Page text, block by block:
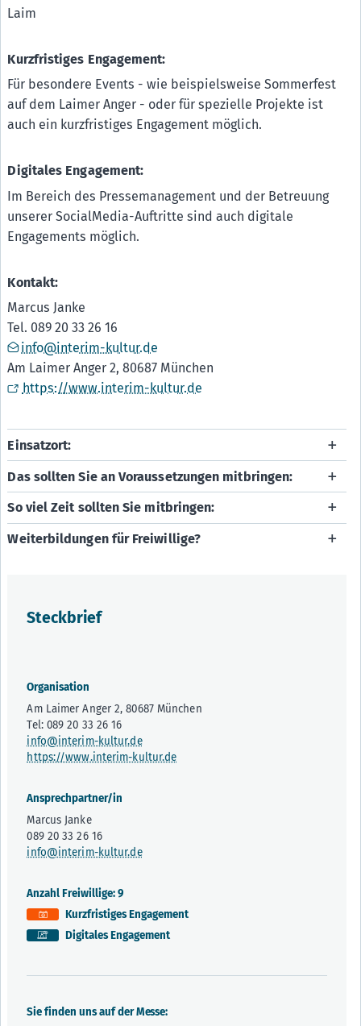
Laim
Kurzfristiges Engagement:
Für besondere Events - wie beispielsweise Sommerfest
auf dem Laimer Anger - oder für spezielle Projekte ist
auch ein kurzfristiges Engagement möglich.
Digitales Engagement:
Im Bereich des Pressemanagement und der Betreuung
unserer SocialMedia-Auftritte sind auch digitale
Engagements möglich.
Kontakt:
Marcus Janke
Tel. 089 20 33 26 16
info@interim-kultur.de
Am Laimer Anger 2, 80687 München
https://www.interim-kultur.de
Einsatzort:
Das sollten Sie an Voraussetzungen mitbringen:
So viel Zeit sollten Sie mitbringen:
Weiterbildungen für Freiwillige?
Steckbrief
Organisation
Am Laimer Anger 2, 80687 München
Tel: 089 20 33 26 16
info@interim-kultur.de
https://www.interim-kultur.de
Ansprechpartner/in
Marcus Janke
089 20 33 26 16
info@interim-kultur.de
Anzahl Freiwillige: 9
Kurzfristiges Engagement
Digitales Engagement
Sie finden uns auf der Messe: